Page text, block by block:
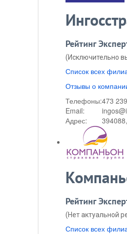
Рейтинг
(Исключительно
Список всех
Отзывы о
Телефоны:473
Email:
Адрес:
Рейтинг
(Нет актуальной
Список всех